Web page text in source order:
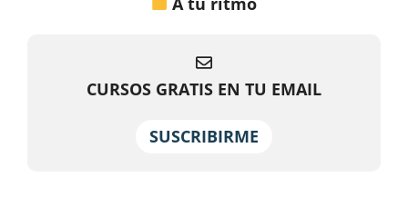
CURSOS GRATIS EN TU EMAIL
SUSCRIBIRME